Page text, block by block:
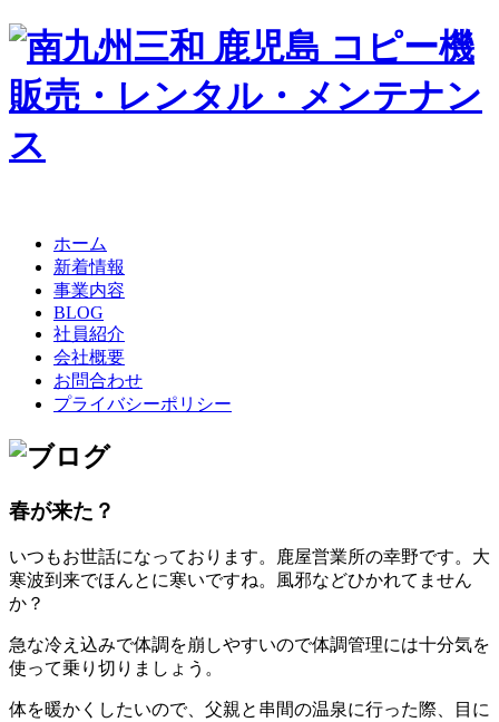
ホーム
新着情報
事業内容
BLOG
社員紹介
会社概要
お問合わせ
プライバシーポリシー
春が来た？
いつもお世話になっております。鹿屋営業所の幸野です。大
寒波到来でほんとに寒いですね。風邪などひかれてません
か？
急な冷え込みで体調を崩しやすいので体調管理には十分気を
使って乗り切りましょう。
体を暖かくしたいので、父親と串間の温泉に行った際、目に